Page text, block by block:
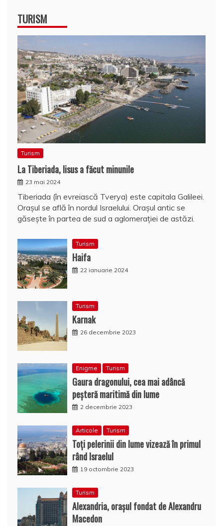
TURISM
Turism
La Tiberiada, Iisus a făcut minunile
23 mai 2024
Tiberiada (în evreiască Tverya) este capitala Galileei.
Oraşul se află în nordul Israelului. Oraşul antic se
găseşte în partea de sud a aglomeraţiei de astăzi.
Turism
Haifa
22 ianuarie 2024
Turism
Karnak
26 decembrie 2023
Enigme Turism
Gaura dragonului, cea mai adâncă
peșteră maritimă din lume
2 decembrie 2023
Articole Turism
Toţi pelerinii din lume vizează în primul
rând Israelul
19 octombrie 2023
Turism
Alexandria, oraşul fondat de Alexandru
Macedon